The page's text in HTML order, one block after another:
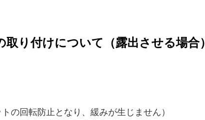
り付けについて（露出させる場合）
の回転防止となり、緩みが生じません）